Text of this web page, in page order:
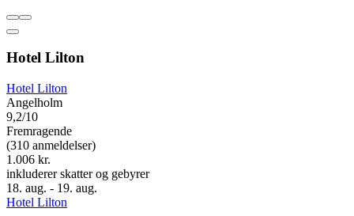
Hotel Lilton
Hotel Lilton
Angelholm
9,2/10
Fremragende
(310 anmeldelser)
1.006 kr.
inkluderer skatter og gebyrer
18. aug. - 19. aug.
Hotel Lilton